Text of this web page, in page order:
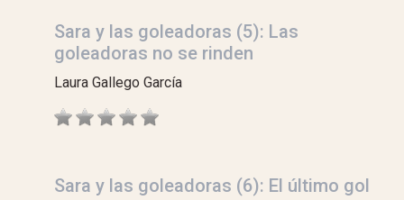
Sara y las goleadoras (5): Las
goleadoras no se rinden
Laura Gallego García
Sara y las goleadoras (6): El último gol